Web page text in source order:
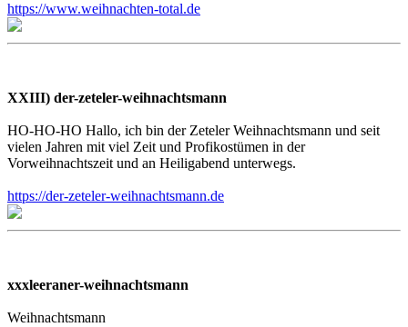
https://www.weihnachten-total.de
XXIII) der-zeteler-weihnachtsmann
HO-HO-HO Hallo, ich bin der Zeteler Weihnachtsmann und seit
vielen Jahren mit viel Zeit und Profikostümen in der
Vorweihnachtszeit und an Heiligabend unterwegs.
https://der-zeteler-weihnachtsmann.de
xxxleeraner-weihnachtsmann
Weihnachtsmann